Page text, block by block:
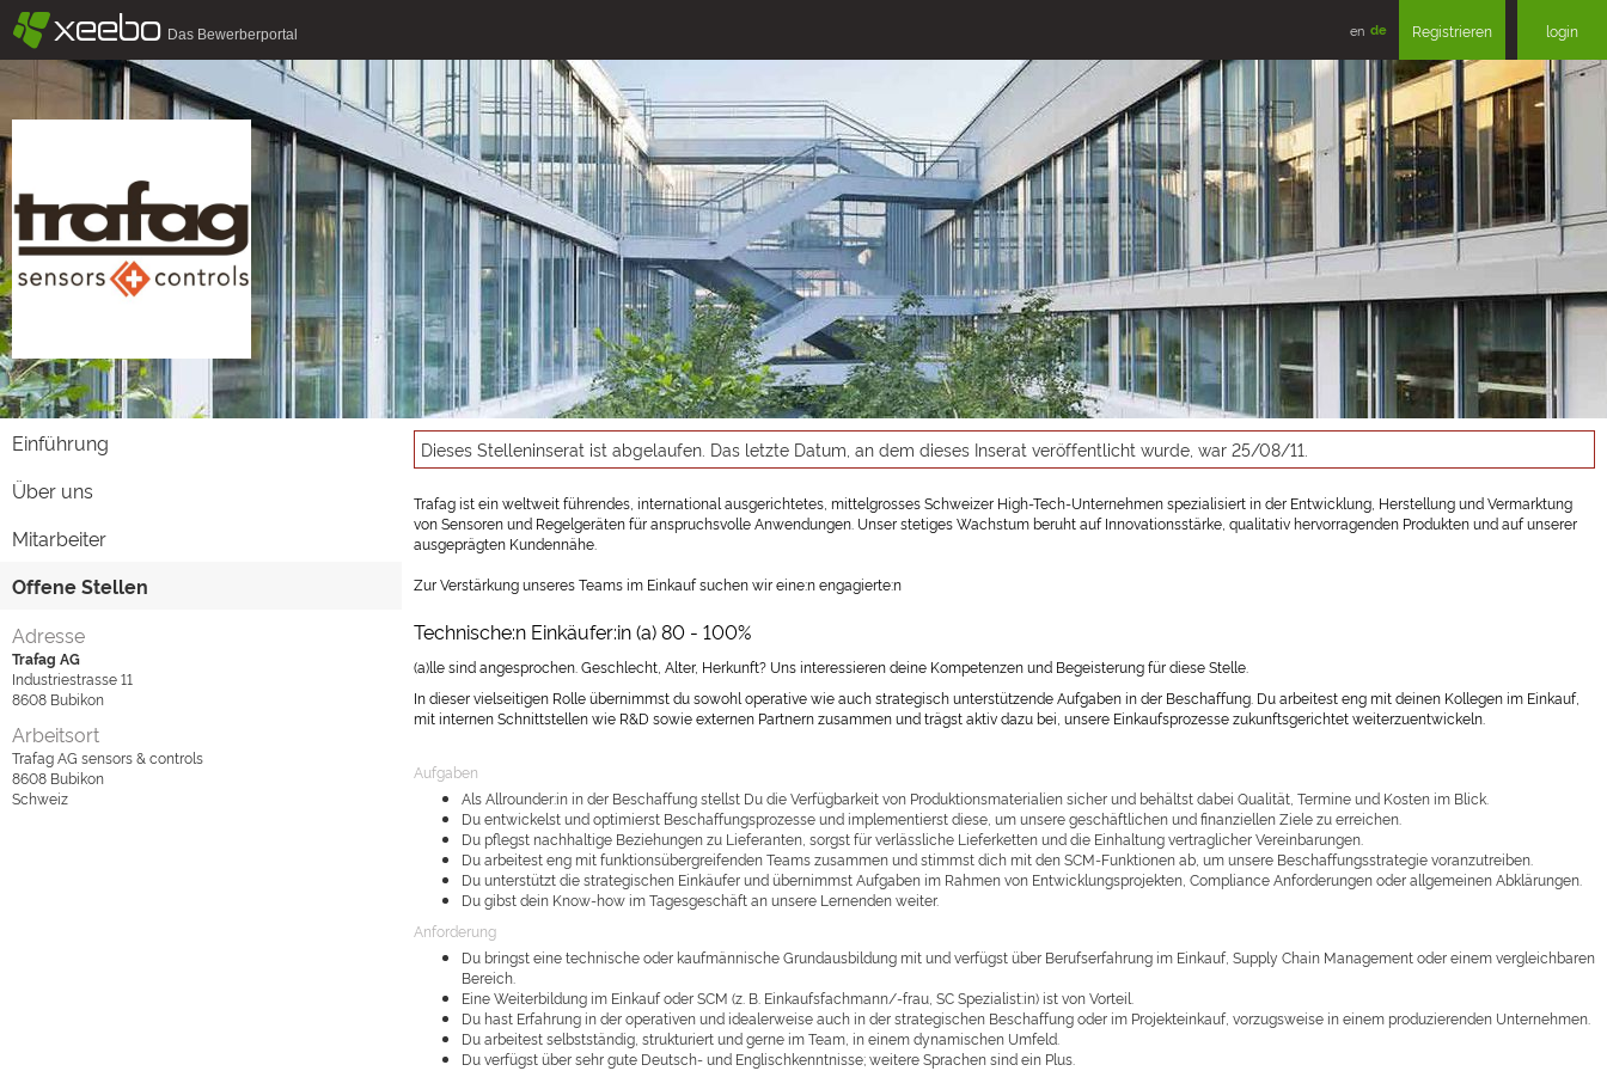
§xeebo Das Bewerberportal en de Registrieren login
Einführung
Über uns
Mitarbeiter
Offene Stellen
Adresse
Trafag AG
Industriestrasse 11
8608 Bubikon
Arbeitsort
Trafag AG sensors & controls
8608 Bubikon
Schweiz
Dieses Stelleninserat ist abgelaufen. Das letzte Datum, an dem dieses Inserat veröffentlicht wurde, war 25/08/11.
Trafag ist ein weltweit führendes, international ausgerichtetes, mittelgrosses Schweizer High-Tech-Unternehmen spezialisiert in der Entwicklung, Herstellung und Vermarktung
von Sensoren und Regelgeräten für anspruchsvolle Anwendungen. Unser stetiges Wachstum beruht auf Innovationsstärke, qualitativ hervorragenden Produkten und auf unserer
ausgeprägten Kundennähe.
Zur Verstärkung unseres Teams im Einkauf suchen wir eine:n engagierte:n
Technische:n Einkäufer:in (a) 80 - 100%
(a)lle sind angesprochen. Geschlecht, Alter, Herkunft? Uns interessieren deine Kompetenzen und Begeisterung für diese Stelle.
In dieser vielseitigen Rolle übernimmst du sowohl operative wie auch strategisch unterstützende Aufgaben in der Beschaffung. Du arbeitest eng mit deinen Kollegen im Einkauf,
mit internen Schnittstellen wie R&D sowie externen Partnern zusammen und trägst aktiv dazu bei, unsere Einkaufsprozesse zukunftsgerichtet weiterzuentwickeln.
Aufgaben
Als Allrounder:in in der Beschaffung stellst Du die Verfügbarkeit von Produktionsmaterialien sicher und behältst dabei Qualität, Termine und Kosten im Blick.
Du entwickelst und optimierst Beschaffungsprozesse und implementierst diese, um unsere geschäftlichen und finanziellen Ziele zu erreichen.
Du pflegst nachhaltige Beziehungen zu Lieferanten, sorgst für verlässliche Lieferketten und die Einhaltung vertraglicher Vereinbarungen.
Du arbeitest eng mit funktionsübergreifenden Teams zusammen und stimmst dich mit den SCM-Funktionen ab, um unsere Beschaffungsstrategie voranzutreiben.
Du unterstützt die strategischen Einkäufer und übernimmst Aufgaben im Rahmen von Entwicklungsprojekten, Compliance Anforderungen oder allgemeinen Abklärungen.
Du gibst dein Know-how im Tagesgeschäft an unsere Lernenden weiter.
Anforderung
Du bringst eine technische oder kaufmännische Grundausbildung mit und verfügst über Berufserfahrung im Einkauf, Supply Chain Management oder einem vergleichbaren
Bereich.
Eine Weiterbildung im Einkauf oder SCM (z. B. Einkaufsfachmann/-frau, SC Spezialist:in) ist von Vorteil.
Du hast Erfahrung in der operativen und idealerweise auch in der strategischen Beschaffung oder im Projekteinkauf, vorzugsweise in einem produzierenden Unternehmen.
Du arbeitest selbstständig, strukturiert und gerne im Team, in einem dynamischen Umfeld.
Du verfügst über sehr gute Deutsch- und Englischkenntnisse; weitere Sprachen sind ein Plus.